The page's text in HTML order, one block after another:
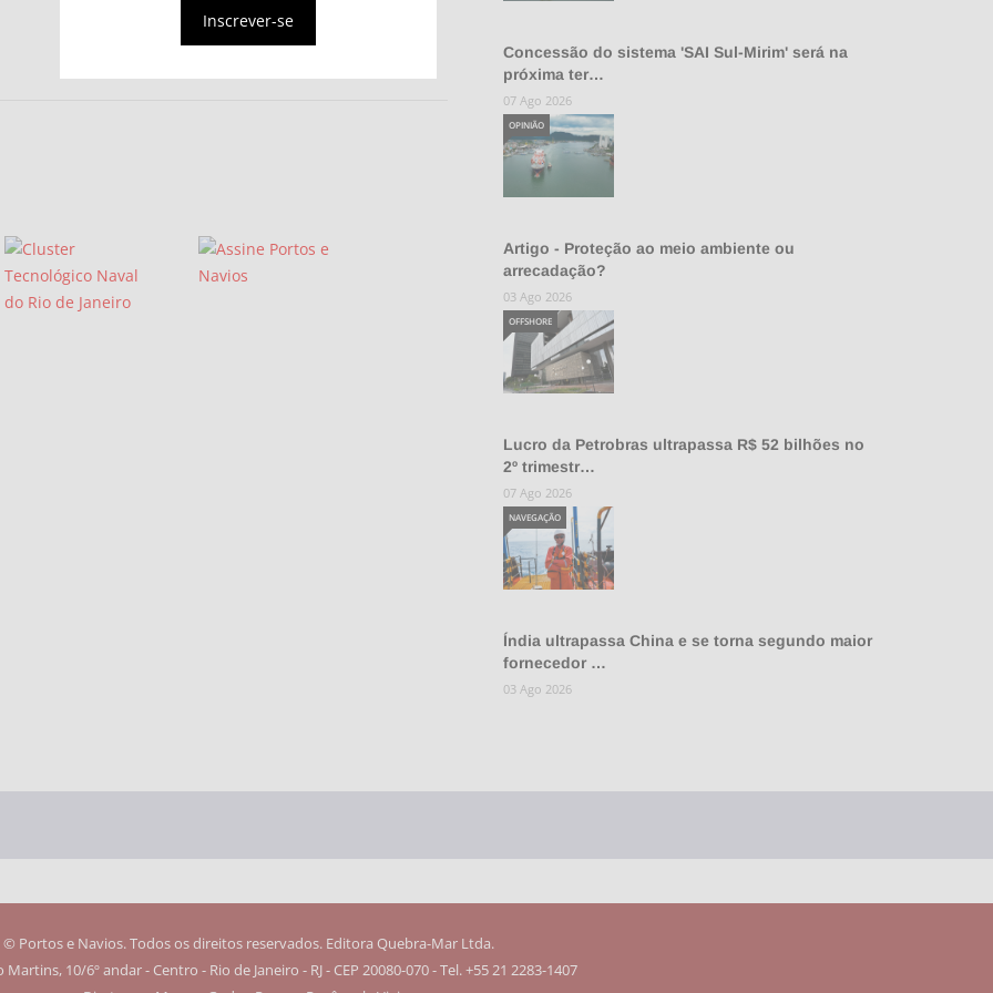
Inscrever-se
Concessão do sistema 'SAI Sul-Mirim' será na
próxima ter…
07 Ago 2026
Artigo - Proteção ao meio ambiente ou
arrecadação?
OPINIÃO
03 Ago 2026
Lucro da Petrobras ultrapassa R$ 52 bilhões no
2º trimestr…
OFFSHORE
07 Ago 2026
Índia ultrapassa China e se torna segundo maior
fornecedor …
NAVEGAÇÃO
03 Ago 2026
© Portos e Navios. Todos os direitos reservados. Editora Quebra-Mar Ltda.
10/6º andar - Centro - Rio de Janeiro - RJ - CEP 20080-070 - Tel. +55 21 2283-1407